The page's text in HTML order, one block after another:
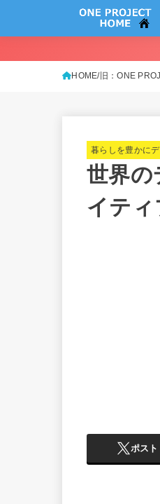
HOME 旧：ONE
暮らしを豊かに
世界の
イティ
ポスト